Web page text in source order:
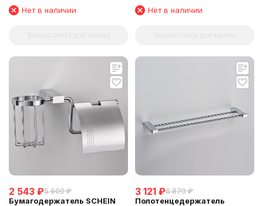
Нет в наличии
Нет в наличии
2 543 ₽5 600 ₽
Бумагодержатель SCHEIN
3 121 ₽6 870 ₽
Полотенцедержатель